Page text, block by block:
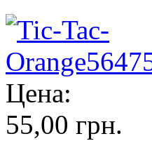
Цена:
55,00 грн.